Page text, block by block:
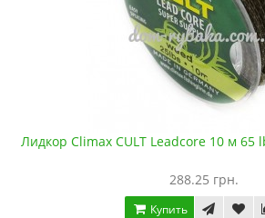
Лидкор Climax CULT Leadcore 10 м 65
288.25 грн.
Купить